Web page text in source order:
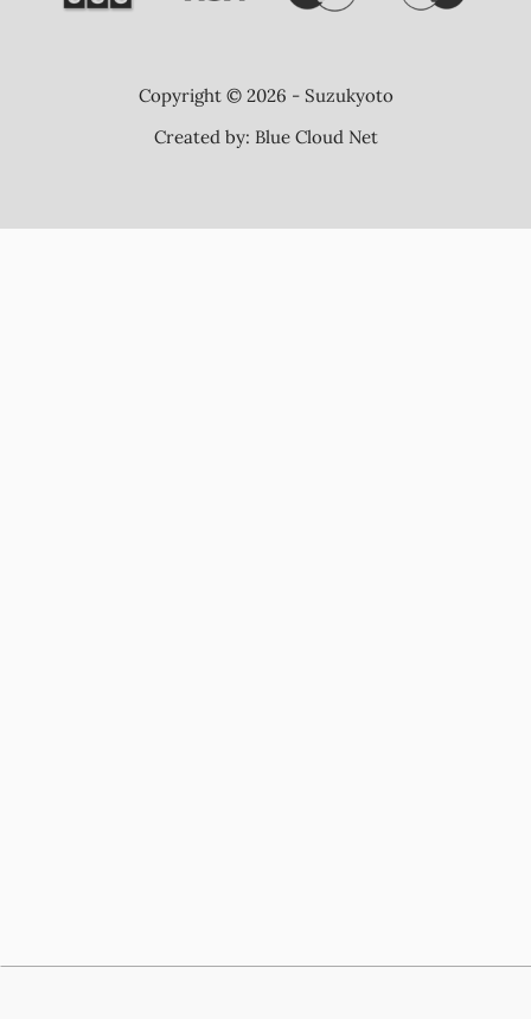
Copyright © 2026 - Suzukyoto
Created by: Blue Cloud Net